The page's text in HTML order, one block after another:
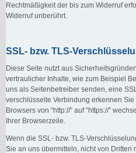
Rechtmäßigkeit der bis zum Widerruf
Widerruf unberührt.
SSL- bzw. TLS-
Diese Seite nutzt aus
vertraulicher Inhalte, wie zum Beispiel
uns als Seitenbetreiber senden, eine
verschlüsselte Verbindung erkennen
Browsers von “http://” auf “https://”
Ihrer Browserzeile.
Wenn die SSL- bzw. TLS-
Sie an uns übermitteln, nicht von Dritten